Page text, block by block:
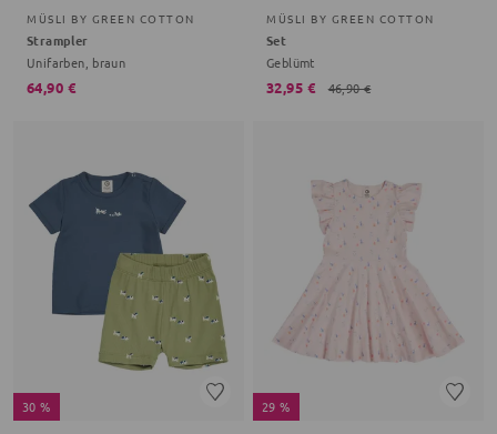
MÜSLI BY GREEN COTTON
Strampler
Unifarben, braun
64,90 €
MÜSLI BY GREEN COTTON
Set
Geblümt
32,95 € 46,90 €
30 % 29 %